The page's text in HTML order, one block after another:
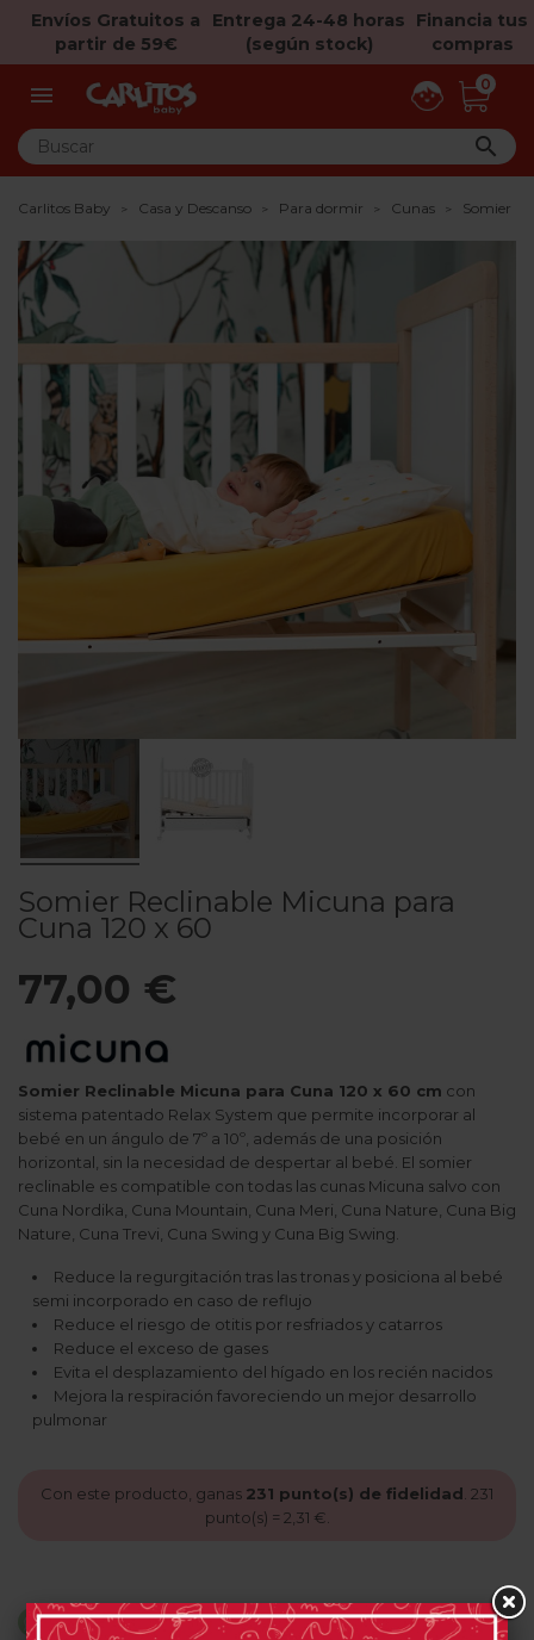
Envíos Gratuitos a
partir de 59€
Entrega 24-48 horas
(según stock)
Financia tus
compras
 0

Carlitos Baby Casa y Descanso Para dormir Cunas Somier
Somier Reclinable Micuna para
Cuna 120 x 60
77,00 €
Somier Reclinable Micuna para Cuna 120 x 60 cm con
sistema patentado Relax System que permite incorporar al
bebé en un ángulo de 7º a 10º, además de una posición
horizontal, sin la necesidad de despertar al bebé. El somier
reclinable es compatible con todas las cunas Micuna salvo con
Cuna Nordika, Cuna Mountain, Cuna Meri, Cuna Nature, Cuna Big
Nature, Cuna Trevi, Cuna Swing y Cuna Big Swing.
Reduce la regurgitación tras las tronas y posiciona al bebé
semi incorporado en caso de reflujo
Reduce el riesgo de otitis por resfriados y catarros
Reduce el exceso de gases
Evita el desplazamiento del hígado en los recién nacidos
Mejora la respiración favoreciendo un mejor desarrollo
pulmonar
Con este producto, ganas 231 punto(s) de fidelidad 231
punto(s) = 2,31 €
¿Necesitas ayuda? Consúltanos por Whatsapp